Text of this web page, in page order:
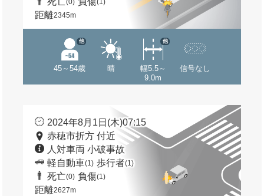
(0) (1)
距離2345m
45～54歳
他
晴
幅5.5～
9.0m
他
信号なし
2024年8月1日(木)07:15
赤穂市折方 付近
人対車両 小破事故
軽自動車(1) 歩行者(1)
死亡(0) 負傷(1)
距離2627m